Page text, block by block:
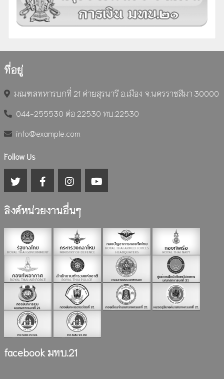
ที่อยู่
มณฑลทหารบกที่ 21 ค่ายสุรนารี อ.เมือง จ.นครราชสีมา 30000
044-255530 ต่อ 22530 ทบ.22530
info@example.com
Follow Us
ลิงค์หน่วยงานอื่นๆ
facebook มทบ.21